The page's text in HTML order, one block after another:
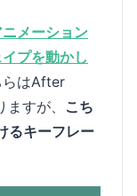
ニメーション
プを動かし
らはAfter
すが、 こち
るキーフレー